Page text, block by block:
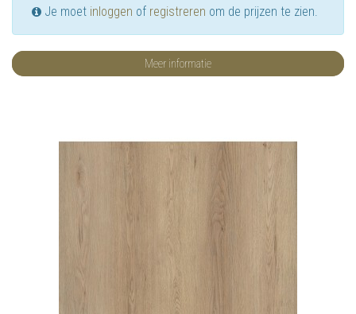
Je moet inloggen of registreren om de prijzen te zien.
Meer informatie